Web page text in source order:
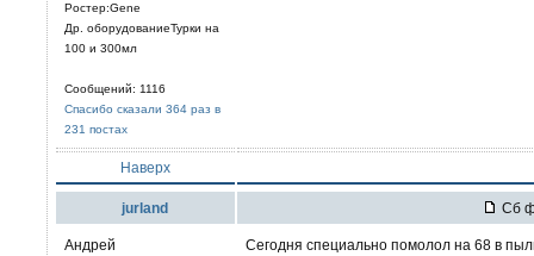
Ростер:Gene
Др. оборудованиеТурки на
100 и 300мл
Сообщений: 1116
Спасибо сказали 364 раз в
231 постах
Наверх
jurland Сб
Андрей
Сегодня специально помолол на 68 в